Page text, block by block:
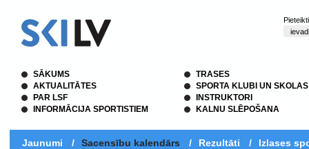
SĀKUMS
AKTUALITĀTES
PAR LSF
INFORMĀCIJA SPORTISTIEM
TRASES
SPORTA KLUBI UN SKOLAS
INSTRUKTORI
KALNU SLĒPOŠANA
Jaunumi / Sacensību kalendārs / Rezultāti / Izlases